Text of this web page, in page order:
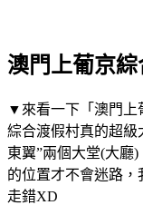
澳門上葡京綜
▼來看一下「澳門上
綜合渡假村真的超級
東翼”兩個大堂(大廳
的位置才不會迷路
走錯XD